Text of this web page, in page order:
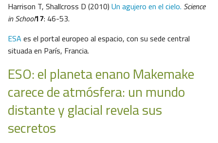
Harrison T, Shallcross D (2010) Un agujero en el cielo. Science
in School17: 46-53.
ESA es el portal europeo al espacio, con su sede central
situada en París, Francia.
ESO: el planeta enano Makemake
carece de atmósfera: un mundo
distante y glacial revela sus
secretos